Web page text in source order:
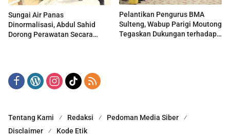
Sungai Air Panas
Dinormalisasi, Abdul Sahid
Dorong Perawatan Secara
Pelantikan Pengurus BMA
Sulteng, Wabup Parigi Moutong
Tegaskan Dukungan terhadap
Tentang Kami Redaksi
Pedoman Media Siber
Disclaimer
Kode Etik